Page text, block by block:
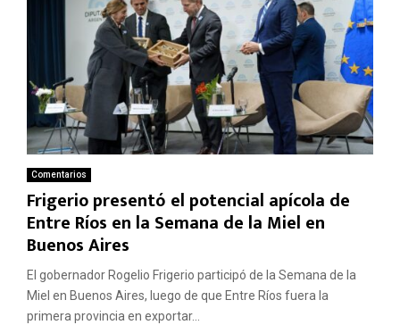
Comentarios
Frigerio presentó el potencial apícola de
Entre Ríos en la Semana de la Miel en
Buenos Aires
El gobernador Rogelio Frigerio participó de la Semana de la
Miel en Buenos Aires, luego de que Entre Ríos fuera la
primera provincia en exportar...